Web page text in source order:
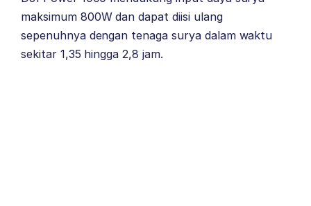
maksimum 800W dan dapat diisi ulang
sepenuhnya dengan tenaga surya dalam waktu
sekitar 1,35 hingga 2,8 jam.